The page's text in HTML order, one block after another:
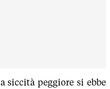
siccità peggiore si ebbe